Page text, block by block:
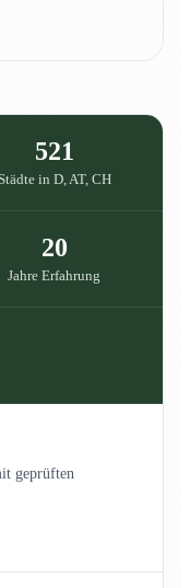
521
Städte in D, AT, CH
20
Jahre Erfahrung
geprüften